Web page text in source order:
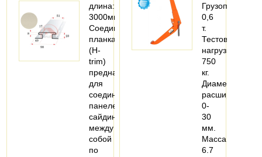
длина:
3000мм
Соединительная
планка
(H-
trim)
предназначена
для
соединения
панелей
сайдинга
между
собой
по
0,6
т.
Тестовая
нагрузка:
750
кг.
Диаметр
расширения:
0-
30
мм.
Масса:
6.7